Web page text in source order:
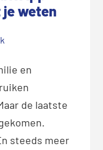
weten
en
de laatste
steeds meer